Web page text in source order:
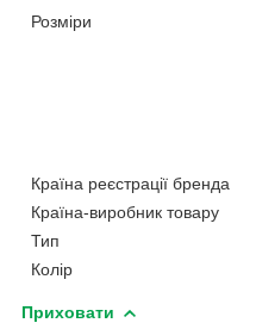
Розміри
Країна реєстрації бренда
Країна-виробник товару
Тип
Колір
Приховати